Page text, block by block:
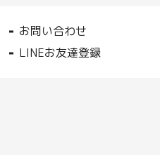
お問い合わせ
LINEお友達登録